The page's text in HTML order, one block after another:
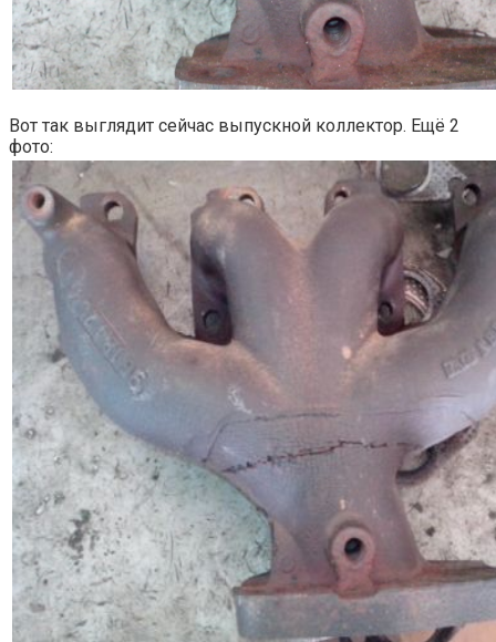
Вот так выглядит сейчас выпускной коллектор. Ещё 2
фото: